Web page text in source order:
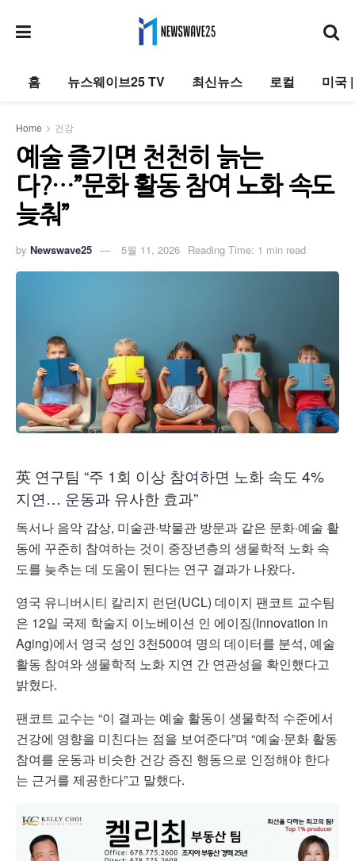
홈 뉴스웨이브25 TV 최신뉴스 로컬 미국
Home 건강
예술 즐기면 천천히 늙는
다?…”문화 활동 참여 노화 속도
늦춰”
by Newswave25 5월 11, 2026 Reading Time: 1 min read
英 연구팀 “주 1회 이상 참여하면 노화 속도 4%
지연… 운동과 유사한 효과”
독서나 음악 감상, 미술관·박물관 방문과 같은 문화·예술 활
동에 꾸준히 참여하는 것이 중장년층의 생물학적 노화 속
도를 늦추는 데 도움이 된다는 연구 결과가 나왔다.
영국 유니버시티 칼리지 런던(UCL) 데이지 팬코트 교수팀
은 12일 국제 학술지 이노베이션 인 에이징(Innovation in
Aging)에서 영국 성인 3천500여 명의 데이터를 분석, 예술
활동 참여와 생물학적 노화 지연 간 연관성을 확인했다고
밝혔다.
팬코트 교수는 “이 결과는 예술 활동이 생물학적 수준에서
건강에 영향을 미친다는 점을 보여준다”며 “예술·문화 활동
참여를 운동과 비슷한 건강 증진 행동으로 인정해야 한다
는 근거를 제공한다”고 말했다.